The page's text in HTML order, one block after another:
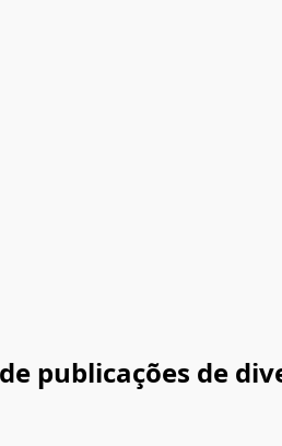
publicações de